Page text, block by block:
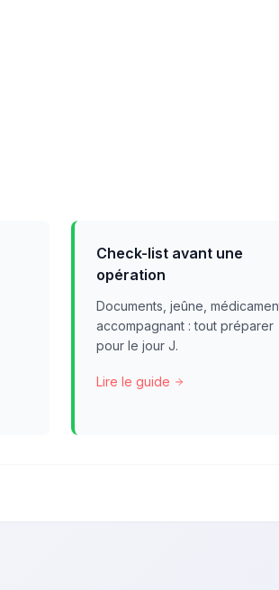
Check-list avant une
opération
Documents, jeûne,
accompagnant : tout préparer
pour le jour J.
Lire le guide